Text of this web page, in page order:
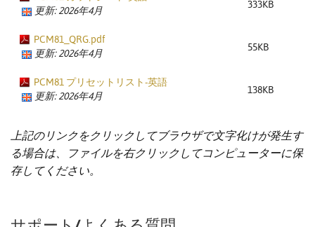
更新: 2026年4月
333KB
PCM81_QRG.pdf
更新: 2026年4月
55KB
PCM81 プリセットリスト-英語
更新: 2026年4月
138KB
上記のリンクをクリックしてブラウザで文字化けが発生す
る場合は、ファイルを右クリックしてコンピューターに保
存してください。